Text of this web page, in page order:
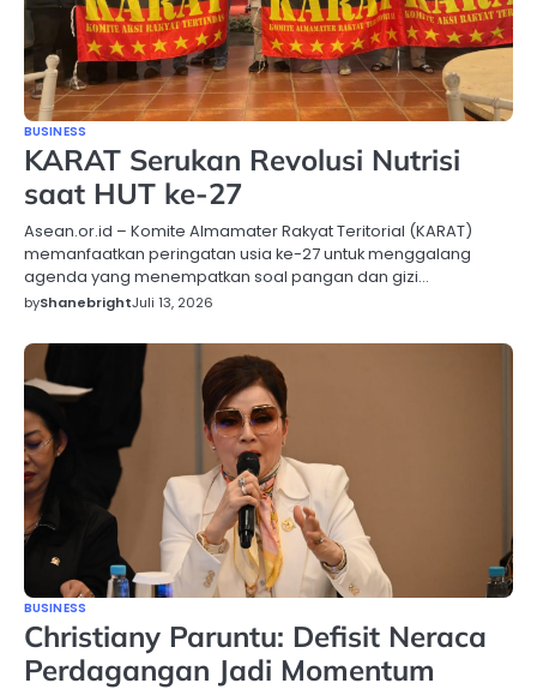
BUSINESS
KARAT Serukan Revolusi Nutrisi
saat HUT ke-27
Asean.or.id – Komite Almamater Rakyat Teritorial (KARAT)
memanfaatkan peringatan usia ke-27 untuk menggalang
agenda yang menempatkan soal pangan dan gizi…
byShanebrightJuli 13, 2026
BUSINESS
Christiany Paruntu: Defisit Neraca
Perdagangan Jadi Momentum